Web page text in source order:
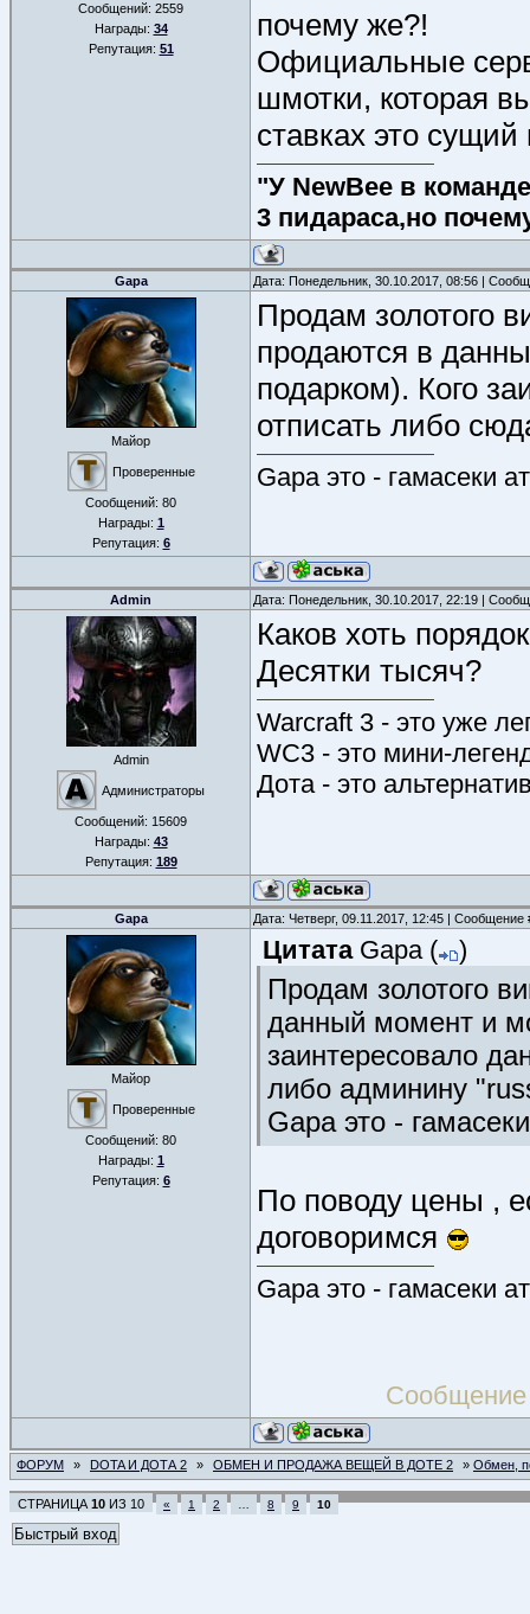
Сообщений: 2559
Награды: 34
Репутация: 51
почему же?!
Официальные
шмотки, которая
ставках это сущий
"У NewBee в
3 пидараса,но
Gapa Дата: Понедельник, 30.10.2017, 08:56 |
Майор
Проверенные
Сообщений: 80
Награды: 1
Репутация: 6
Продам золотого
продаются в
подарком). Кого
отписать либо
Gapa это - гамасеки
Admin Дата: Понедельник, 30.10.2017, 22:19 |
Admin
Администраторы
Сообщений: 15609
Награды: 43
Репутация: 189
Каков хоть
Десятки тысяч?
Warcraft 3 - это уже
WC3 - это мини-
Дота - это
Gapa Дата: Четверг, 09.11.2017, 12:45 | Сообщение
Майор
Проверенные
Сообщений: 80
Награды: 1
Репутация: 6
Цитата Gapa( )
Продам золотого
данный момент и
заинтересовало
либо админину
Gapa это -
По поводу цены ,
договоримся
Gapa это - гамасеки
Сообщение
ФОРУМ » DOTA И ДОТА 2 » ОБМЕН И ПРОДАЖА ВЕЩЕЙ В ДОТЕ 2 » Обмен,
СТРАНИЦА 10 ИЗ 10 « 1 2 8 9 10